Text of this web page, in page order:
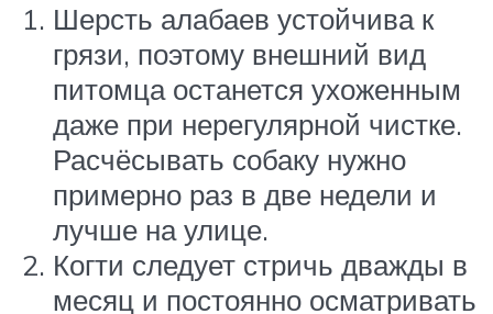
Шерсть алабаев устойчива к
грязи, поэтому внешний вид
питомца останется ухоженным
даже при нерегулярной чистке.
Расчёсывать собаку нужно
примерно раз в две недели и
лучше на улице.
Когти следует стричь дважды в
месяц и постоянно осматривать